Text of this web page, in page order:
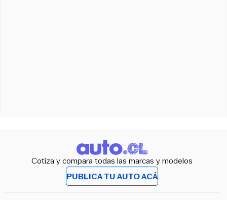
Cotiza y compara todas las marcas y modelos
PUBLICA TU AUTO ACÁ